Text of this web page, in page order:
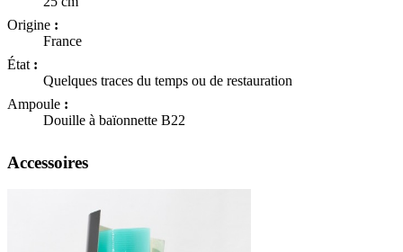
Origine :
France
État :
Quelques traces du temps ou de restauration
Ampoule :
Douille à baïonnette B22
Accessoires